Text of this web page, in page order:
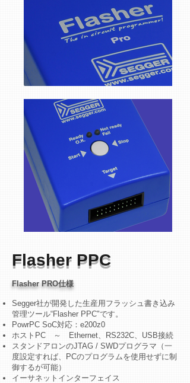
Flasher PPC
Flasher PRO仕様
Segger社が開発した生産用フラッシュ書き込み
管理ツール“Flasher PPC"です。
PowrPC SoC対応：e200z0
ホストPC ～ Ethernet、RS232C、USB接続
スタンドアロンのJTAG / SWDプログラマ（一
度設定すれば、PCのプログラムを使用せずに制
御するが可能）
イーサネットインターフェイス